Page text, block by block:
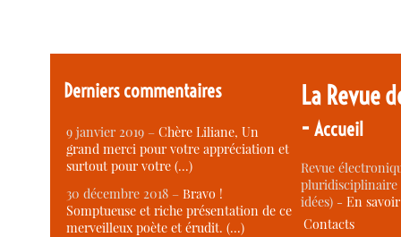
Derniers commentaires
9 janvier 2019 –Chère Liliane, Un
grand merci pour votre appréciation et
surtout pour votre (…)
30 décembre 2018 –Bravo !
Somptueuse et riche présentation de ce
merveilleux poète et érudit. (…)
La Revue
-Accueil
Revue
idées) -En
Contacts